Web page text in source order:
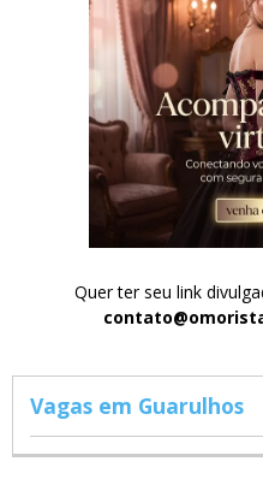
Quer ter seu link
Vagas em Guarulhos